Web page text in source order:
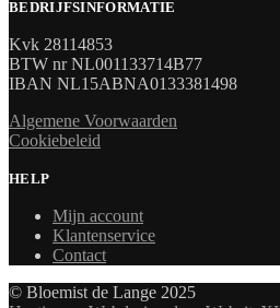
BEDRIJFSINFORMATIE
Kvk 28114853
BTW nr NL001133714B77
IBAN NL15ABNA0133381498
Algemene Voorwaarden
Cookiebeleid
HELP
Mijn account
Klantenservice
Contact
© Bloemist de Lange 2025